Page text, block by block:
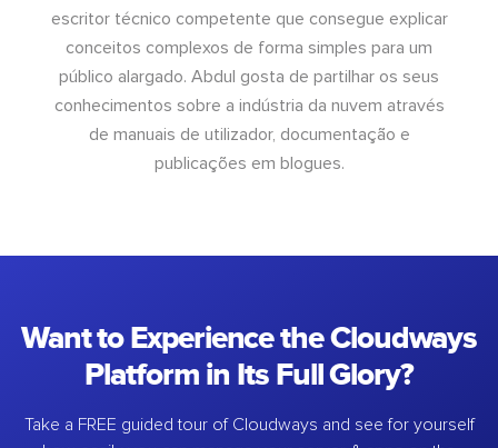
escritor técnico competente que consegue explicar
conceitos complexos de forma simples para um
público alargado. Abdul gosta de partilhar os seus
conhecimentos sobre a indústria da nuvem através
de manuais de utilizador, documentação e
publicações em blogues.
Want to Experience the Cloudways
Platform in Its Full Glory?
Take a FREE guided tour of Cloudways and see for yourself